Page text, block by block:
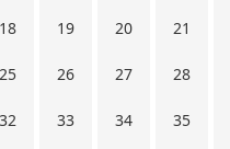
18 19 20 21
25 26 27 28
32 33 34 35